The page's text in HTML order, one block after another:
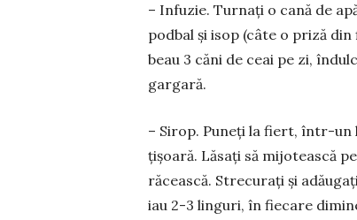
– Infuzie. Turnați o cană de
podbal și isop (câte o priză
beau 3 căni de ceai pe zi,
gargară.
– Sirop. Puneți la fiert, în­tr-un
țișoară. Lăsați să mijotească
ră­cească. Strecurați și
iau 2-3 linguri, în fiecare